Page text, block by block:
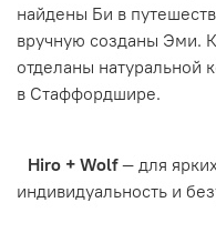
найдены Би в
вручную созданы Эми.
отделаны натуральной
в Стаффордшире.
Hiro + Wolf— для
индивидуальность и